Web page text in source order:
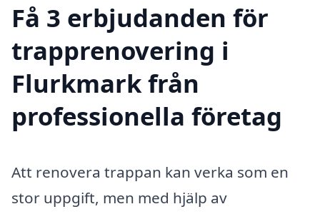
Få 3 erbjudanden för
trapprenovering i
Flurkmark från
professionella företag
Att renovera trappan kan verka som en
stor uppgift, men med hjälp av